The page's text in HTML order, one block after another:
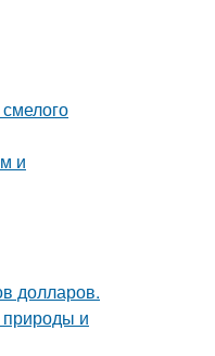
и
долларов.
природы и